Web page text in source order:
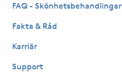
Piercing
Pigmentbehandling
FAQ - Skönhetsbehandlingar
Fakta & Råd
Karriär
Support